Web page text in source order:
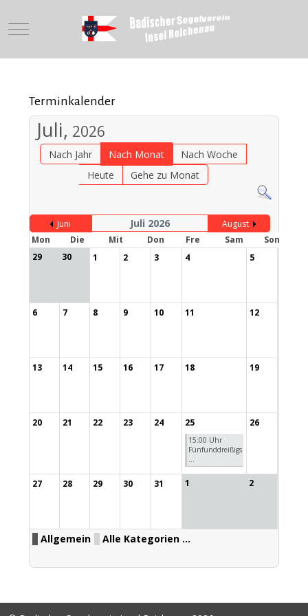
Mobile Menu Toggle
Terminkalender
Juli, 2026
Nach Jahr Nach Monat
Nach Woche
Heute
Gehe zu Monat
Juni Juli 2026
August
Mon
Die Mit Don Fre Sam
Son
29
30 1 2 3 4 5
6 7 8 9 10 11 12
13 14 15 16 17 18 19
20 21 22 23 24 25
15:00 Uhr
Fünfunddreißigs
...
26
27 28 29 30 31 1 2
Allgemein Alle Kategorien ...